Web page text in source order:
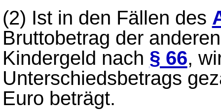
(2) Ist in den Fällen des
Bruttobetrag der
Kindergeld nach § 66,
Unterschiedsbetrags
Euro beträgt.